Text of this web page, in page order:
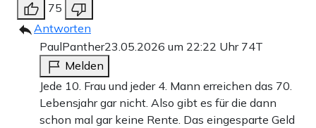
75
Antworten
PaulPanther23.05.2026 um 22:22 Uhr 74T
Melden
Jede 10. Frau und jeder 4. Mann erreichen das 70.
Lebensjahr gar nicht. Also gibt es für die dann
schon mal gar keine Rente. Das eingesparte Geld